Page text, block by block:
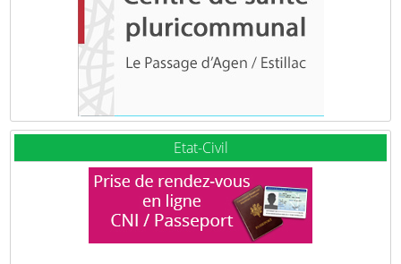
Etat-Civil